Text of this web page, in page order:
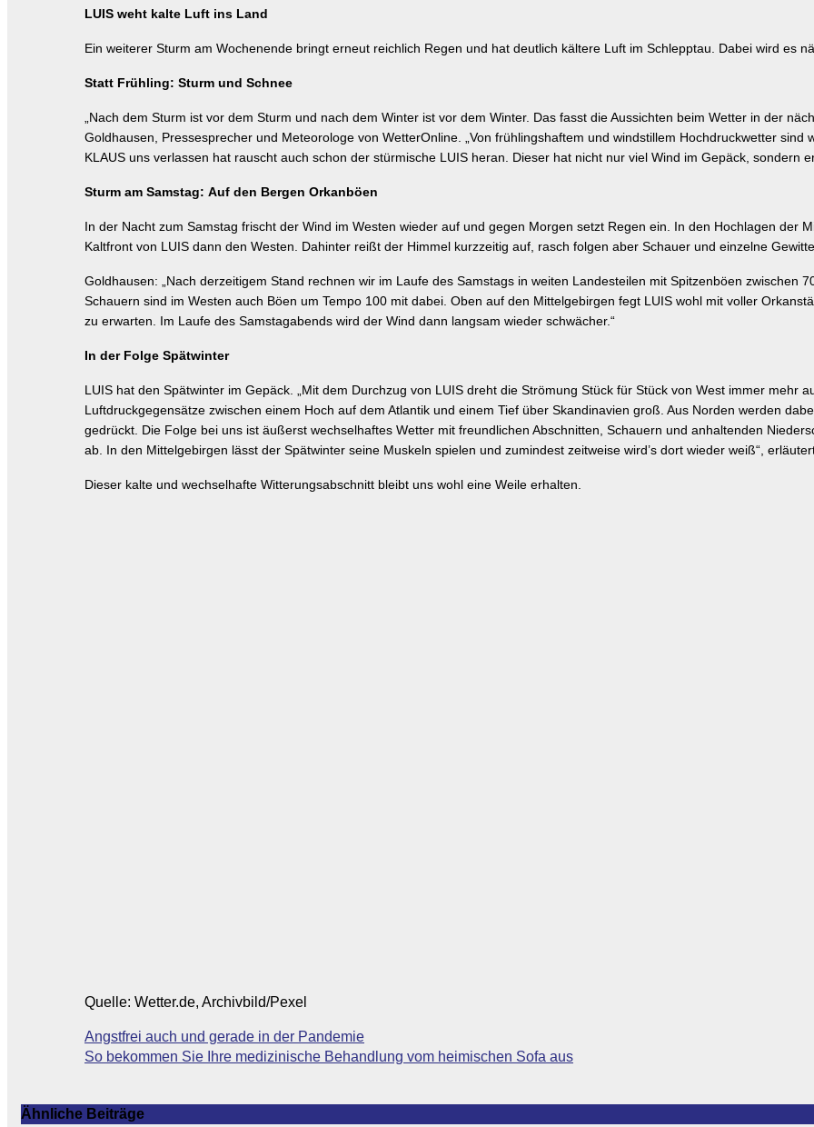
LUIS weht kalte Luft ins Land
Ein weiterer Sturm am Wochenende bringt erneut reichlich Regen und hat deutlich kältere Luft im Schlepptau. Dabei wird es
Statt Frühling: Sturm und Schnee
„Nach dem Sturm ist vor dem Sturm und nach dem Winter ist vor dem Winter. Das fasst die Aussichten beim Wetter in der
Goldhausen, Pressesprecher und Meteorologe von WetterOnline. „Von frühlingshaftem und windstillem Hochdruckwetter
KLAUS uns verlassen hat rauscht auch schon der stürmische LUIS heran. Dieser hat nicht nur viel Wind im Gepäck, sondern
Sturm am Samstag: Auf den Bergen Orkanböen
In der Nacht zum Samstag frischt der Wind im Westen wieder auf und gegen Morgen setzt Regen ein. In den Hochlagen der
Kaltfront von LUIS dann den Westen. Dahinter reißt der Himmel kurzzeitig auf, rasch folgen aber Schauer und einzelne
Goldhausen: „Nach derzeitigem Stand rechnen wir im Laufe des Samstags in weiten Landesteilen mit Spitzenböen zwischen
Schauern sind im Westen auch Böen um Tempo 100 mit dabei. Oben auf den Mittelgebirgen fegt LUIS wohl mit voller
zu erwarten. Im Laufe des Samstagabends wird der Wind dann langsam wieder schwächer.“
In der Folge Spätwinter
LUIS hat den Spätwinter im Gepäck. „Mit dem Durchzug von LUIS dreht die Strömung Stück für Stück von West immer mehr
Luftdruckgegensätze zwischen einem Hoch auf dem Atlantik und einem Tief über Skandinavien groß. Aus Norden werden
gedrückt. Die Folge bei uns ist äußerst wechselhaftes Wetter mit freundlichen Abschnitten, Schauern und anhaltenden
ab. In den Mittelgebirgen lässt der Spätwinter seine Muskeln spielen und zumindest zeitweise wird’s dort wieder weiß“,
Dieser kalte und wechselhafte Witterungsabschnitt bleibt uns wohl eine Weile erhalten.
Quelle: Wetter.de, Archivbild/Pexel
Beitragsnavigation
Angstfrei auch und gerade in der Pandemie
So bekommen Sie Ihre medizinische Behandlung vom heimischen Sofa aus
Ähnliche Beiträge